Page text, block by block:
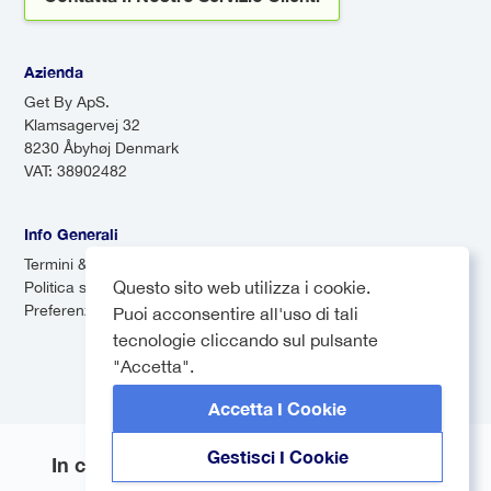
Questo sito web utilizza i cookie.
Puoi acconsentire all'uso di tali
tecnologie cliccando sul pulsante
"Accetta".
Accetta I Cookie
Gestisci I Cookie
Azienda
Get By ApS.
Klamsagervej 32
8230 Åbyhøj Denmark
VAT: 38902482
Info Generali
Termini & Condizioni
Politica sulla privacy
Preferenze dei cookie
In collaborazione con